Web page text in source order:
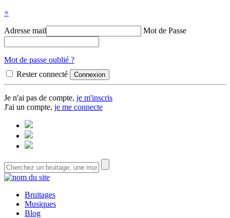
×
Adresse mail Mot de Passe
Mot de passe oublié ?
Rester connecté
Je n'ai pas de compte, je m'inscris
J'ai un compte, je me connecte
Bruitages
Musiques
Blog